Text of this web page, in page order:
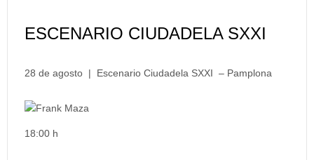
ESCENARIO CIUDADELA SXXI
28 de agosto | Escenario Ciudadela SXXI – Pamplona
18:00 h